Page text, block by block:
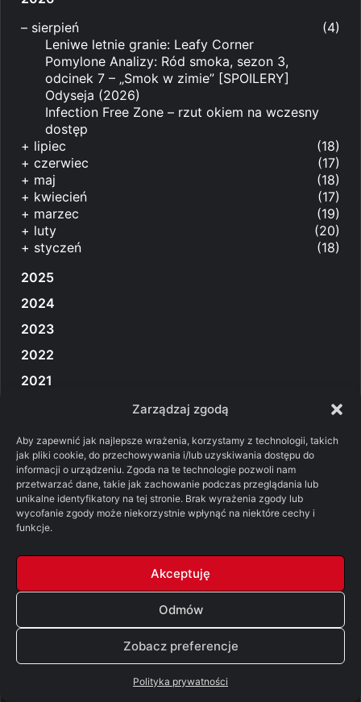
Zarządzaj zgodą
Aby zapewnić jak najlepsze wrażenia, korzystamy z technologii, takich
jak pliki cookie, do przechowywania i/lub uzyskiwania dostępu do
informacji o urządzeniu. Zgoda na te technologie pozwoli nam
przetwarzać dane, takie jak zachowanie podczas przeglądania lub
unikalne identyfikatory na tej stronie. Brak wyrażenia zgody lub
wycofanie zgody może niekorzystnie wpłynąć na niektóre cechy i
funkcje.
Akceptuję
Odmów
Zobacz preferencje
Polityka prywatności
– sierpień
(4)
Leniwe letnie granie: Leafy Corner
Pomylone Analizy: Ród smoka, sezon 3,
odcinek 7 – „Smok w zimie” [SPOILERY]
Odyseja (2026)
Infection Free Zone – rzut okiem na wczesny
dostęp
+ lipiec
(18)
+ czerwiec
(17)
+ maj
(18)
+ kwiecień
(17)
+ marzec
(19)
+ luty
(20)
+ styczeń
(18)
2025
2024
2023
2022
2021
2018
2017
2016
2015
2014
Bez Prądu Bluetiger